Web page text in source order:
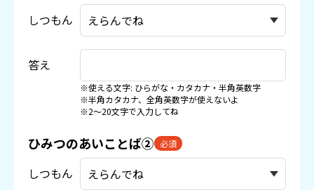
しつもん
答え
※使える文字: ひらがな・カタカナ・半角英数字
※半角カタカナ、全角英数字が使えないよ
※2〜20文字で入力してね
ひみつのあいことば② 必須
しつもん